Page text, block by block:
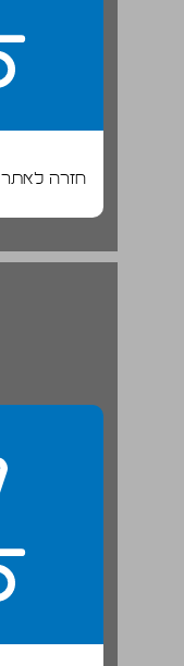
חזרה לאתר